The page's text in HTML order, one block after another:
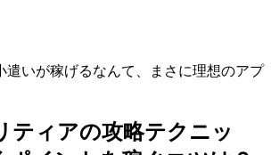
遣いが稼げるなんて、まさに理想のアプ
ティアの攻略テクニッ